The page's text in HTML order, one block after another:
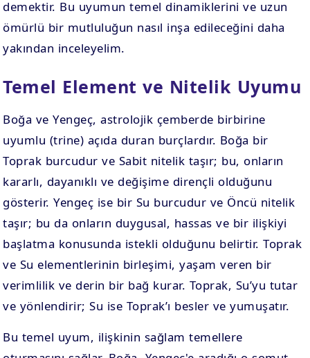
demektir. Bu uyumun temel dinamiklerini ve uzun
ömürlü bir mutluluğun nasıl inşa edileceğini daha
yakından inceleyelim.
Temel Element ve Nitelik Uyumu
Boğa ve Yengeç, astrolojik çemberde birbirine
uyumlu (trine) açıda duran burçlardır. Boğa bir
Toprak burcudur ve Sabit nitelik taşır; bu, onların
kararlı, dayanıklı ve değişime dirençli olduğunu
gösterir. Yengeç ise bir Su burcudur ve Öncü nitelik
taşır; bu da onların duygusal, hassas ve bir ilişkiyi
başlatma konusunda istekli olduğunu belirtir. Toprak
ve Su elementlerinin birleşimi, yaşam veren bir
verimlilik ve derin bir bağ kurar. Toprak, Su’yu tutar
ve yönlendirir; Su ise Toprak’ı besler ve yumuşatır.
Bu temel uyum, ilişkinin sağlam temellere